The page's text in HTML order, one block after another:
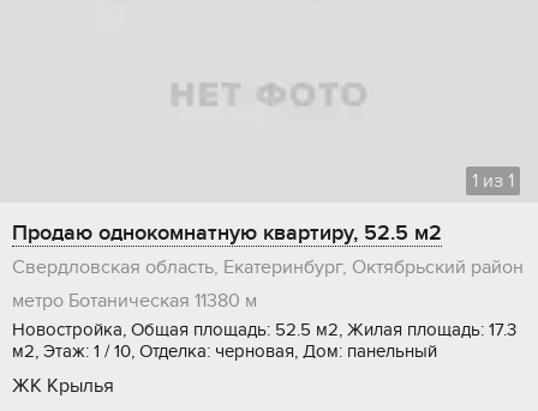
1 из 1
Продаю однокомнатную квартиру, 52.5 м2
Свердловская область, Екатеринбург, Октябрьский район
метро Ботаническая 11380 м
Новостройка, Общая площадь: 52.5 м2, Жилая площадь: 17.3
м2, Этаж: 1 / 10, Отделка: черновая, Дом: панельный
ЖК Крылья